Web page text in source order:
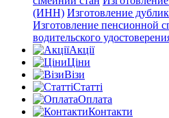
(ИНН) Изготовление
Изготовление пенсионной
водительского
Акції
Цiни
Візи
Статті
Оплата
Контакти